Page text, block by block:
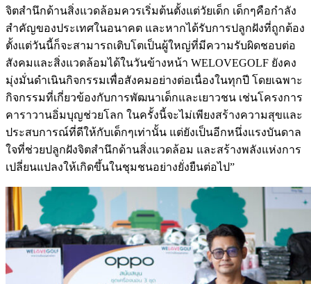
จิตสำนึกด้านสิ่งแวดล้อมควรเริ่มต้นตั้งแต่วัยเด็ก เด็กๆคือกำลัง
สำคัญของประเทศในอนาคต และหากได้รับการปลูกฝังที่ถูกต้อง
ตั้งแต่วันนี้ก็จะสามารถเติบโตเป็นผู้ใหญ่ที่มีความรับผิดชอบต่อ
สังคมและสิ่งแวดล้อมได้ในวันข้างหน้า WELOVEGOLF ยังคง
มุ่งมั่นดำเนินกิจกรรมเพื่อสังคมอย่างต่อเนื่องในทุกปี โดยเฉพาะ
กิจกรรมที่เกี่ยวข้องกับการพัฒนาเด็กและเยาวชน เช่นโครงการ
คาราวานอิ่มบุญช่วยโลก ในครั้งนี้จะไม่เพียงสร้างความสุขและ
ประสบการณ์ที่ดีให้กับเด็กๆเท่านั้น แต่ยังเป็นอีกหนึ่งแรงบันดาล
ใจที่ช่วยปลูกฝังจิตสำนึกด้านสิ่งแวดล้อม และสร้างพลังแห่งการ
เปลี่ยนแปลงให้เกิดขึ้นในชุมชนอย่างยั่งยืนต่อไป”